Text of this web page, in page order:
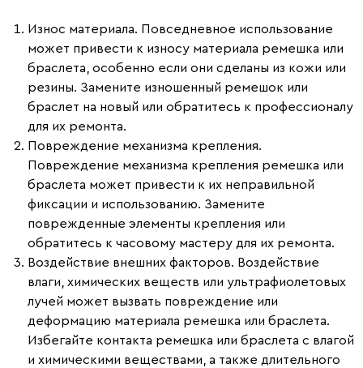
Износ материала. Повседневное использование
может привести к износу материала ремешка или
браслета, особенно если они сделаны из кожи или
резины. Замените изношенный ремешок или
браслет на новый или обратитесь к профессионалу
для их ремонта.
Повреждение механизма крепления.
Повреждение механизма крепления ремешка или
браслета может привести к их неправильной
фиксации и использованию. Замените
поврежденные элементы крепления или
обратитесь к часовому мастеру для их ремонта.
Воздействие внешних факторов. Воздействие
влаги, химических веществ или ультрафиолетовых
лучей может вызвать повреждение или
деформацию материала ремешка или браслета.
Избегайте контакта ремешка или браслета с влагой
и химическими веществами, а также длительного